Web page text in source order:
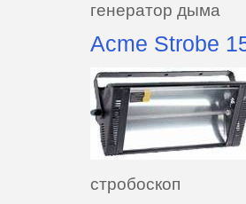
генератор дыма
Acme Strobe
стробоскоп